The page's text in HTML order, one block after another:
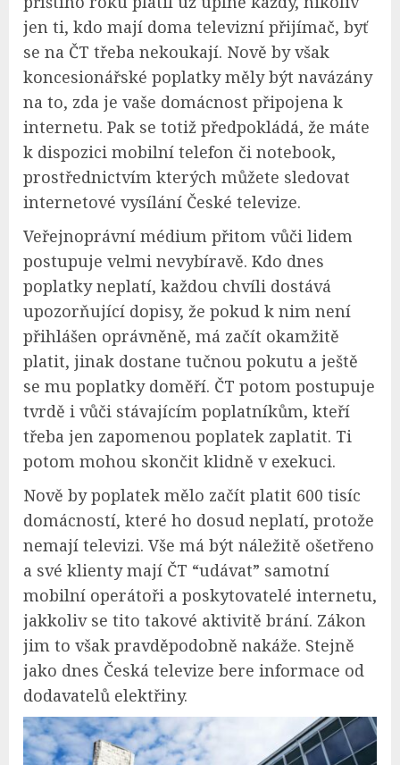
jen ti, kdo mají doma televizní přijímač, byť
se na ČT třeba nekoukají. Nově by však
koncesionářské poplatky měly být navázány
na to, zda je vaše domácnost připojena k
internetu. Pak se totiž předpokládá, že máte
k dispozici mobilní telefon či notebook,
prostřednictvím kterých můžete sledovat
internetové vysílání České televize.
Veřejnoprávní médium přitom vůči lidem
postupuje velmi nevybíravě. Kdo dnes
poplatky neplatí, každou chvíli dostává
upozorňující dopisy, že pokud k nim není
přihlášen oprávněně, má začít okamžitě
platit, jinak dostane tučnou pokutu a ještě
se mu poplatky doměří. ČT potom postupuje
tvrdě i vůči stávajícím poplatníkům, kteří
třeba jen zapomenou poplatek zaplatit. Ti
potom mohou skončit klidně v exekuci.
Nově by poplatek mělo začít platit 600 tisíc
domácností, které ho dosud neplatí, protože
nemají televizi. Vše má být náležitě ošetřeno
a své klienty mají ČT “udávat” samotní
mobilní operátoři a poskytovatelé internetu,
jakkoliv se tito takové aktivitě brání. Zákon
jim to však pravděpodobně nakáže. Stejně
jako dnes Česká televize bere informace od
dodavatelů elektřiny.